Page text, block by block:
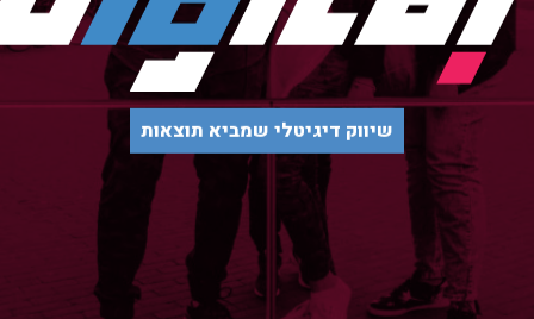
שיווק דיגיטלי שמביא תוצאות